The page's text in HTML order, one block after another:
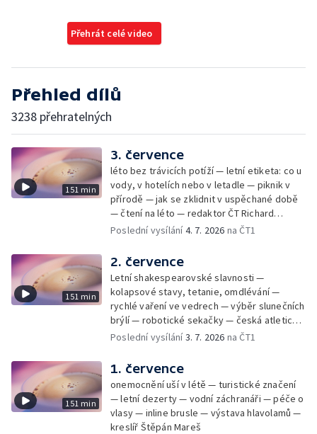
Přehrát celé video
Přehled dílů
3238 přehratelných
151 min
3. července
léto bez trávicích potíží — letní etiketa: co u
vody, v hotelích nebo v letadle — piknik v
přírodě — jak se zklidnit v uspěchané době
— čtení na léto — redaktor ČT Richard
Samko
Poslední vysílání4. 7. 2026 na ČT1
151 min
2. července
Letní shakespearovské slavnosti —
kolapsové stavy, tetanie, omdlévání —
rychlé vaření ve vedrech — výběr slunečních
brýlí — robotické sekačky — česká atletická
rekordmanka — psí seriál: výmarský
Poslední vysílání3. 7. 2026 na ČT1
151 min
1. července
onemocnění uší v létě — turistické značení
— letní dezerty — vodní záchranáři — péče o
vlasy — inline brusle — výstava hlavolamů —
kreslíř Štěpán Mareš